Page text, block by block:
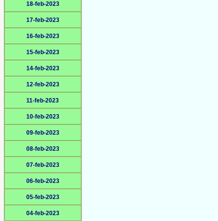
18-feb-2023
17-feb-2023
16-feb-2023
15-feb-2023
14-feb-2023
12-feb-2023
11-feb-2023
10-feb-2023
09-feb-2023
08-feb-2023
07-feb-2023
06-feb-2023
05-feb-2023
04-feb-2023